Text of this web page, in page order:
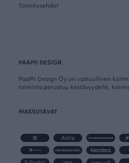
Toimitusehdot
PAAPII DESIGN
PaaPii Design Oy on vastuullinen
toiminta perustuu kestävyydelle,
MAKSUTAVAT